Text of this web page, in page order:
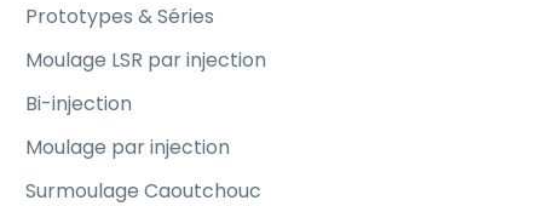
Prototypes & Séries
Moulage LSR par injection
Bi-injection
Moulage par injection
Surmoulage Caoutchouc